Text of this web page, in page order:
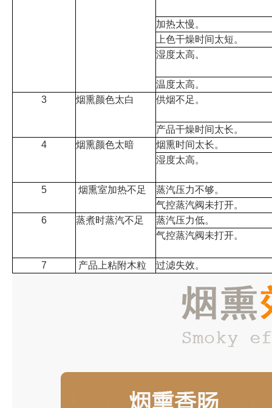
加热太慢。
上色干燥时间太短。
湿度太高。
温度太高。
3
烟熏颜色太白 供烟不足。
产品干燥时间太长。
4
烟熏颜色太暗
烟熏时间太长。
湿度太高。
5 烟熏室加热不足
蒸汽压力不够。
气控蒸汽阀未打开。
6
蒸煮时蒸汽不足
蒸汽压力低。
气控蒸汽阀未打开。
7 产品上粘附木粒 过滤失效。